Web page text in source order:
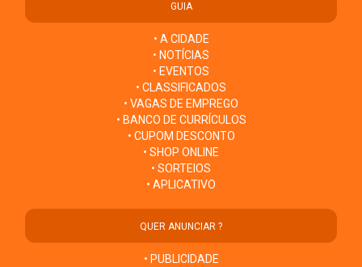
GUIA
• A CIDADE
• NOTÍCIAS
• EVENTOS
• CLASSIFICADOS
• VAGAS DE EMPREGO
• BANCO DE CURRÍCULOS
• CUPOM DESCONTO
• SHOP ONLINE
• SORTEIOS
• APLICATIVO
QUER ANUNCIAR ?
• PUBLICIDADE